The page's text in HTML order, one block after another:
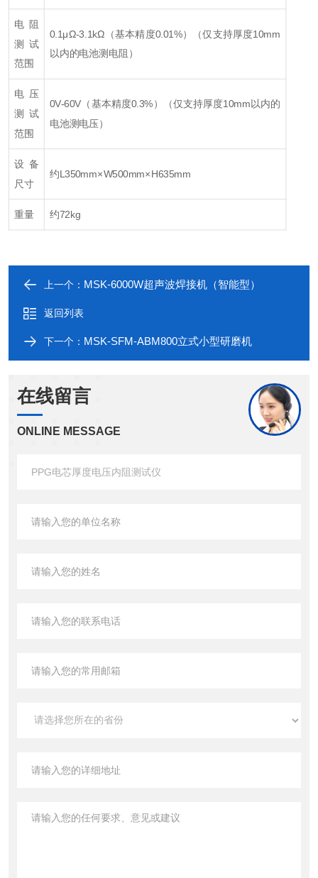
电阻
测试
范围
0.1μΩ-3.1kΩ（基本精度0.01%） （仅支持厚度10mm
以内的电池测电阻）
电压
测试
范围
0V-60V（基本精度0.3%）
（仅支持厚度10mm以内的
电池测电压）
设备
尺寸
约L350mm×W500mm×H635mm
重量 约72kg
上一个： MSK-6000W超声波焊接机（智能型）
返回列表
下一个： MSK-SFM-ABM800立式小型研磨机
在线留言
ONLINE MESSAGE